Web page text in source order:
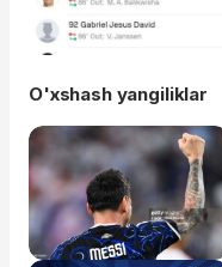
O'xshash yangiliklar